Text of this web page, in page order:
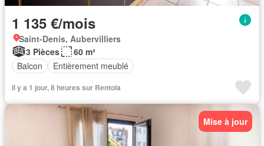
1 135 €/mois
Saint-Denis, Aubervilliers
3 Pièces
60 m²
Balcon
Entièrement meublé
Il y a 1 jour, 8 heures sur Rentola
Mise à jour